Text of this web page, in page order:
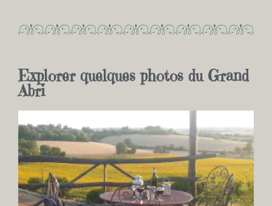
Explorer quelques photos du Grand
Abri